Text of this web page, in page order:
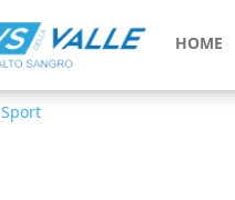
HOME
Sport